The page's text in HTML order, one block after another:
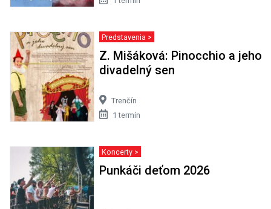
Predstavenia >
Z. Mišáková: Pinocchio a jeho
divadelný sen
Trenčín
1 termín
Koncerty >
Punkáči deťom 2026